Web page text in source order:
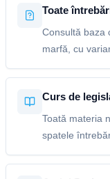
Toate
Consultă baza
marfă, cu
Curs de
Toată materia
spatele